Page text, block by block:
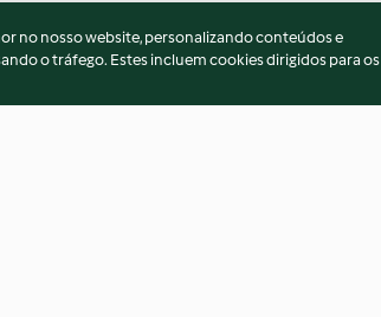
no nosso website, personalizando conteúdos e
o tráfego. Estes incluem cookies dirigidos para os